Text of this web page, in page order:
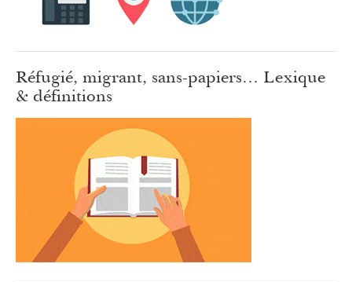
Réfugié, migrant, sans-papiers… Lexique
& définitions